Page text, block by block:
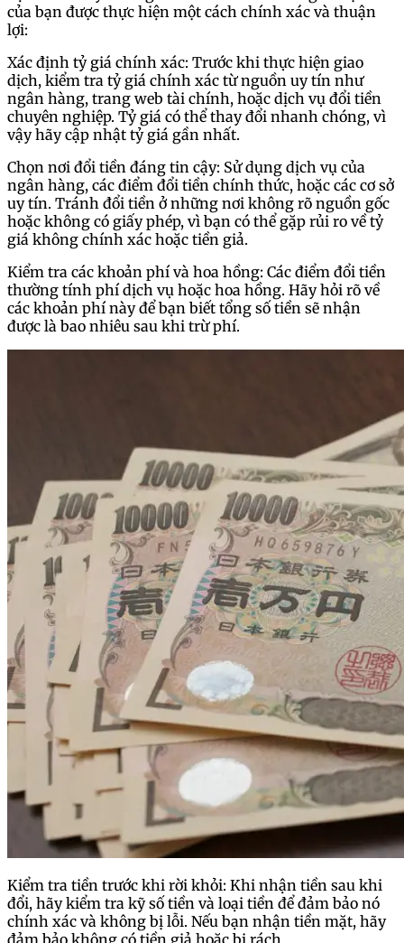
của bạn được thực hiện một cách chính xác và thuận
lợi:
Xác định tỷ giá chính xác: Trước khi thực hiện giao
dịch, kiểm tra tỷ giá chính xác từ nguồn uy tín như
ngân hàng, trang web tài chính, hoặc dịch vụ đổi tiền
chuyên nghiệp. Tỷ giá có thể thay đổi nhanh chóng, vì
vậy hãy cập nhật tỷ giá gần nhất.
Chọn nơi đổi tiền đáng tin cậy: Sử dụng dịch vụ của
ngân hàng, các điểm đổi tiền chính thức, hoặc các cơ sở
uy tín. Tránh đổi tiền ở những nơi không rõ nguồn gốc
hoặc không có giấy phép, vì bạn có thể gặp rủi ro về tỷ
giá không chính xác hoặc tiền giả.
Kiểm tra các khoản phí và hoa hồng: Các điểm đổi tiền
thường tính phí dịch vụ hoặc hoa hồng. Hãy hỏi rõ về
các khoản phí này để bạn biết tổng số tiền sẽ nhận
được là bao nhiêu sau khi trừ phí.
Kiểm tra tiền trước khi rời khỏi: Khi nhận tiền sau khi
đổi, hãy kiểm tra kỹ số tiền và loại tiền để đảm bảo nó
chính xác và không bị lỗi. Nếu bạn nhận tiền mặt, hãy
đảm bảo không có tiền giả hoặc bị rách.